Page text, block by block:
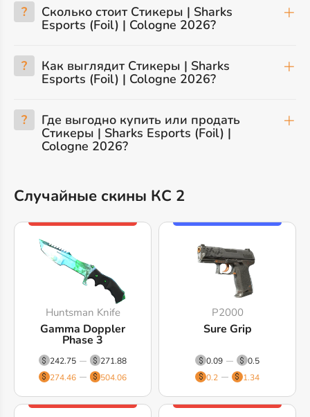
? Сколько стоит Стикеры | Sharks
Esports (Foil) | Cologne 2026?
? Как выглядит Стикеры | Sharks
Esports (Foil) | Cologne 2026?
? Где выгодно купить или продать
Стикеры | Sharks Esports (Foil) |
Cologne 2026?
Случайные скины КС 2
Huntsman Knife
Gamma Doppler
Phase 3
242.75
271.88
274.46
504.06
P2000
Sure Grip
0.09
0.5
0.2
1.34